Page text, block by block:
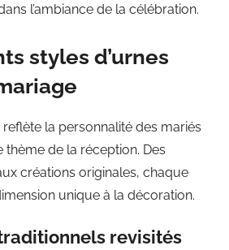
l’ambiance de la célébration.
styles d’urnes
reflète la personnalité des mariés
thème de la réception. Des
créations originales, chaque
unique à la décoration.
revisités